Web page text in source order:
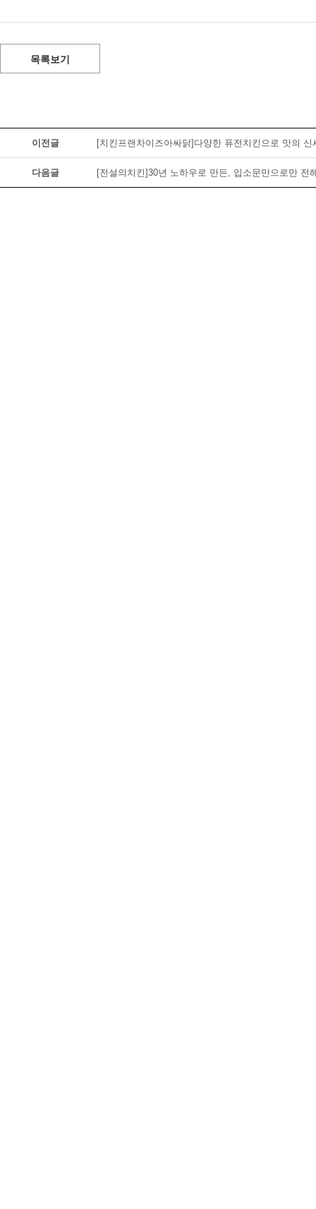
목록보기
이전글 [치킨프랜차이즈아싸닭]다양한 퓨전치킨으로 맛의 신
다음글 [전설의치킨]30년 노하우로 만든, 입소문만으로만 전